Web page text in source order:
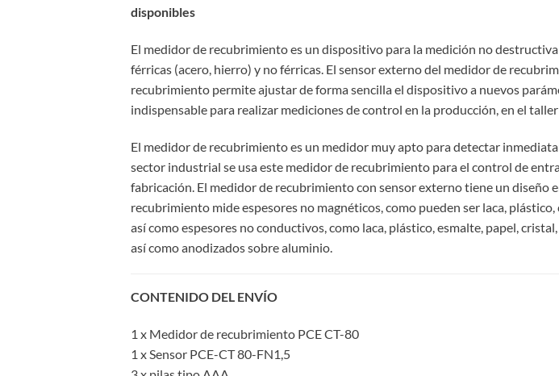
disponibles
El medidor de recubrimiento es un dispositivo para la medición no
férricas (acero, hierro) y no férricas. El sensor externo del medidor de
recubrimiento permite ajustar de forma sencilla el dispositivo a nuevos
indispensable para realizar mediciones de control en la producción, en el
El medidor de recubrimiento es un medidor muy apto para detectar
sector industrial se usa este medidor de recubrimiento para el control de
fabricación. El medidor de recubrimiento con sensor externo tiene un diseño
recubrimiento mide espesores no magnéticos, como pueden ser laca,
así como espesores no conductivos, como laca, plástico, esmalte, papel,
así como anodizados sobre aluminio.
CONTENIDO DEL ENVÍO
1 x Medidor de recubrimiento PCE CT-80
1 x Sensor PCE-CT 80-FN1,5